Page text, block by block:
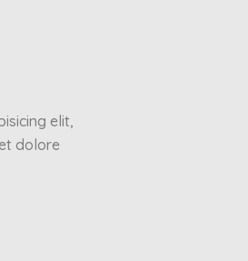
elit,
dolore